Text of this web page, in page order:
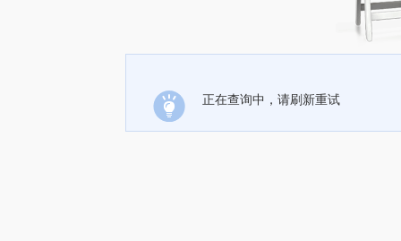
正在查询中，请刷新重试